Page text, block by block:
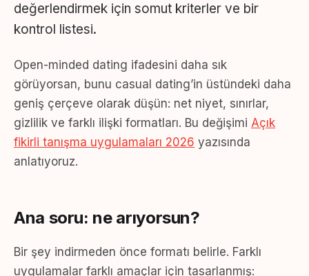
değerlendirmek için somut kriterler ve bir
kontrol listesi.
Open-minded dating ifadesini daha sık
görüyorsan, bunu casual dating’in üstündeki daha
geniş çerçeve olarak düşün: net niyet, sınırlar,
gizlilik ve farklı ilişki formatları. Bu değişimi Açık
fikirli tanışma uygulamaları 2026 yazısında
anlatıyoruz.
Ana soru: ne arıyorsun?
Bir şey indirmeden önce formatı belirle. Farklı
uygulamalar farklı amaçlar için tasarlanmış: